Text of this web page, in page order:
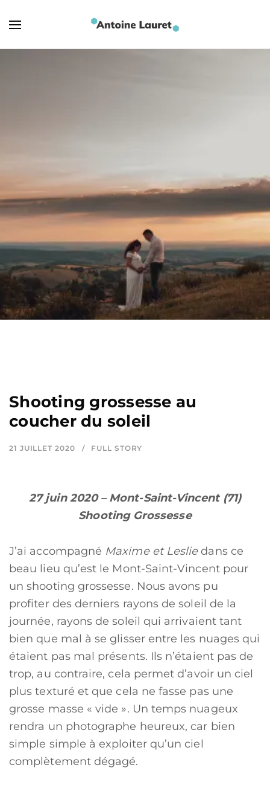
Shooting grossesse au
coucher du soleil
21 JUILLET 2020 FULL STORY
27 juin 2020 – Mont-Saint-Vincent (71)
Shooting Grossesse
J’ai accompagné Maxime et Lesliedans ce
beau lieu qu’est le Mont-Saint-Vincent pour
un shooting grossesse. Nous avons pu
profiter des derniers rayons de soleil de la
journée, rayons de soleil qui arrivaient tant
bien que mal à se glisser entre les nuages qui
étaient pas mal présents. Ils n’étaient pas de
trop, au contraire, cela permet d’avoir un ciel
plus texturé et que cela ne fasse pas une
grosse masse « vide ». Un temps nuageux
rendra un photographe heureux, car bien
simple simple à exploiter qu’un ciel
complètement dégagé.